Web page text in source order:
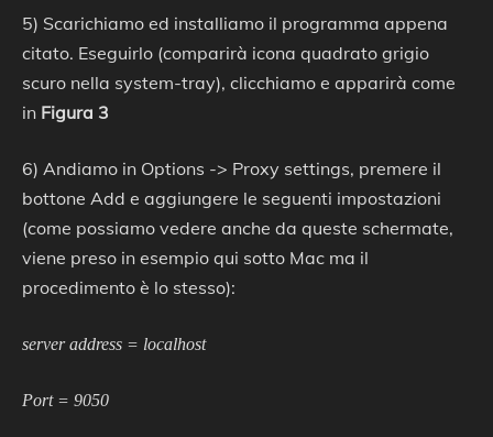
5) Scarichiamo ed installiamo il programma appena
citato. Eseguirlo (comparirà icona quadrato grigio
scuro nella system-tray), clicchiamo e apparirà come
in Figura 3
6) Andiamo in Options -> Proxy settings, premere il
bottone Add e aggiungere le seguenti impostazioni
(come possiamo vedere anche da queste schermate,
viene preso in esempio qui sotto Mac ma il
procedimento è lo stesso):
server address = localhost
Port = 9050